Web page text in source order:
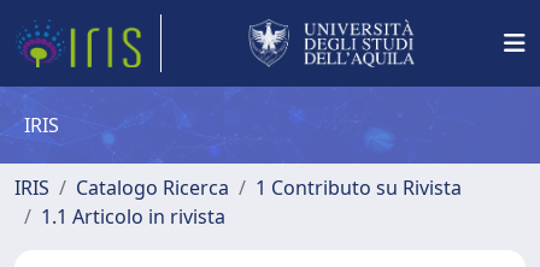
IRIS
IRIS Catalogo Ricerca
1 Contributo su Rivista
1.1 Articolo in rivista